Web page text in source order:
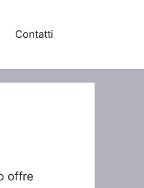
Contatti
offre